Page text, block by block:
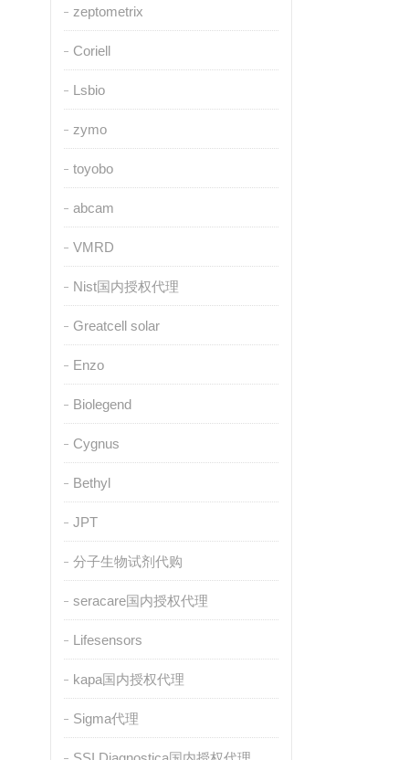
zeptometrix
Coriell
Lsbio
zymo
toyobo
abcam
VMRD
Nist国内授权代理
Greatcell solar
Enzo
Biolegend
Cygnus
Bethyl
JPT
分子生物试剂代购
seracare国内授权代理
Lifesensors
kapa国内授权代理
Sigma代理